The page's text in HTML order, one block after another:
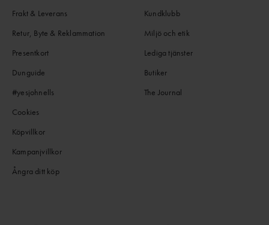
Frakt & Leverans
Retur, Byte & Reklammation
Presentkort
Dunguide
#yesjohnells
Cookies
Köpvillkor
Kampanjvillkor
Ångra ditt köp
Kundklubb
Miljö och etik
Lediga tjänster
Butiker
The Journal